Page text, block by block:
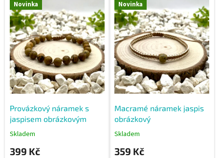
p
p
Novinka
Provázkový náramek s
jaspisem obrázkovým
Skladem
399 Kč
Novinka
Macramé náramek jaspis
obrázkový
Skladem
359 Kč